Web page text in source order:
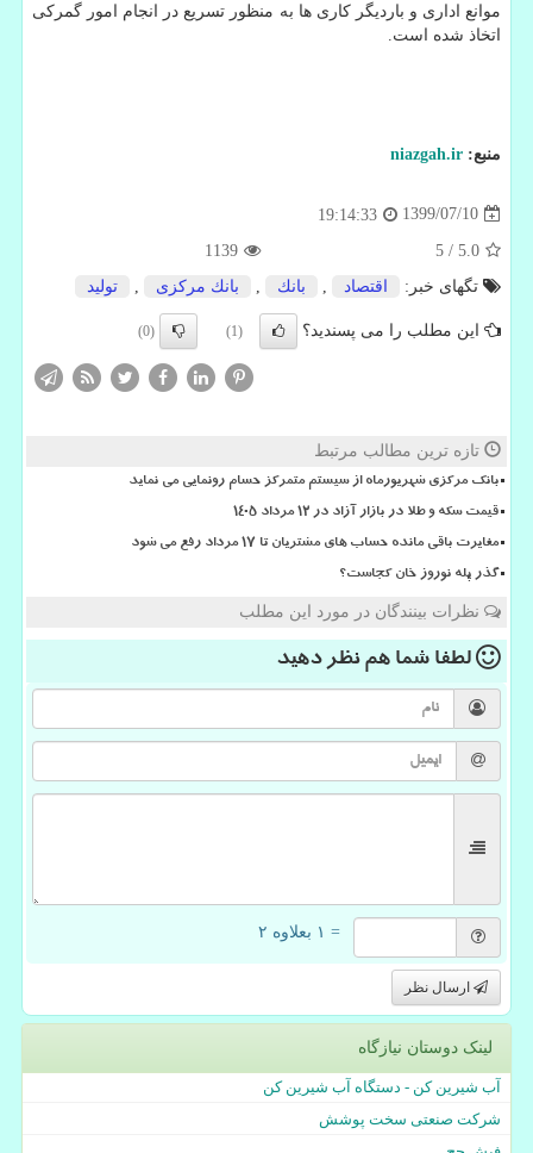
موانع اداری و باردیگر کاری ها به منظور تسریع در انجام امور گمرکی
اتخاذ شده است.
منبع: niazgah.ir
1399/07/10
19:14:33
5.0
/
5
1139
تگهای خبر:
اقتصاد بانك بانك مركزی تولید
این مطلب را می پسندید؟ (1)
(0)
تازه ترین مطالب مرتبط
بانک مرکزی شهریورماه از سیستم متمرکز حسام رونمایی می نماید
قیمت سکه و طلا در بازار آزاد در ۱۲ مرداد ۱۴۰۵
مغایرت باقی مانده حساب های مشتریان تا 17 مرداد رفع می شود
گذر پله نوروز خان کجاست؟
نظرات بینندگان در مورد این مطلب
لطفا شما همنظر دهید
= ۱ بعلاوه ۲
ارسال نظر
لینک دوستان نیازگاه
آب شیرین کن - دستگاه آب شیرین کن
شرکت صنعتی سخت پوشش